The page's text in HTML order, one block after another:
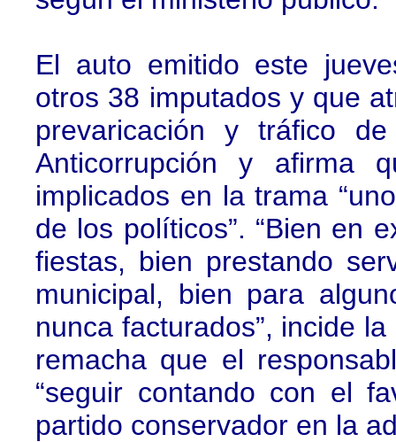
El auto emitido este
otros 38 imputados y que
prevaricación y tráfico
Anticorrupción y afirma
implicados en la trama
de los políticos”. “Bien en
fiestas, bien prestando
municipal, bien para
nunca facturados”, incide
remacha que el
“seguir contando con el
partido conservador en la